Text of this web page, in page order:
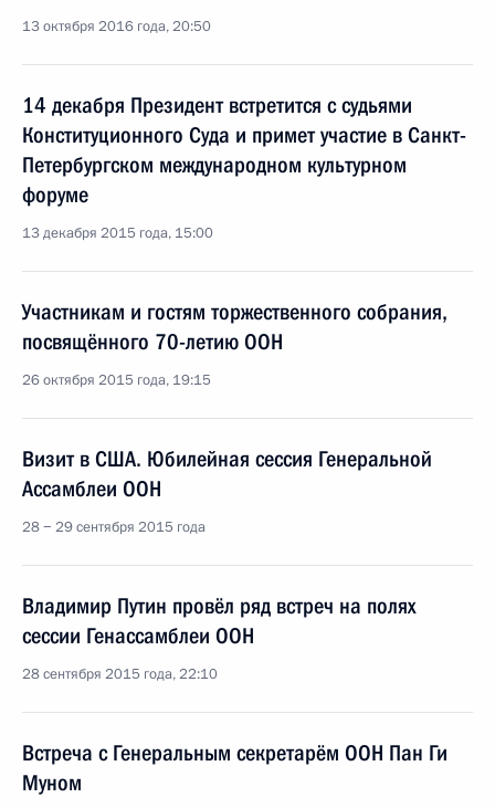
13 октября 2016 года, 20:50
14 декабря Президент встретится с судьями
Конституционного Суда и примет участие в Санкт-
Петербургском международном культурном
форуме
13 декабря 2015 года, 15:00
Участникам и гостям торжественного собрания,
посвящённого 70-летию ООН
26 октября 2015 года, 19:15
Визит в США. Юбилейная сессия Генеральной
Ассамблеи ООН
28 − 29 сентября 2015 года
Владимир Путин провёл ряд встреч на полях
сессии Генассамблеи ООН
28 сентября 2015 года, 22:10
Встреча с Генеральным секретарём ООН Пан Ги
Муном